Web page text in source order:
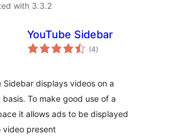
with 3.3.2
YouTube Sidebar
(4total
ratings
)
Sidebar displays videos on a
basis. To make good use of a
it allows ads to be displayed
video present